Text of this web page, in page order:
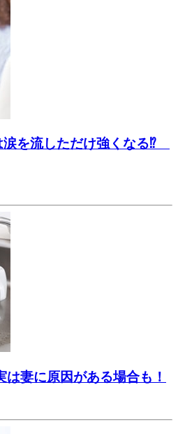
涙を流しただけ強くなる⁉
妻に原因がある場合も！